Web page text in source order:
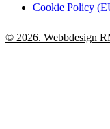
Cookie Policy
© 2026. Webbdesign